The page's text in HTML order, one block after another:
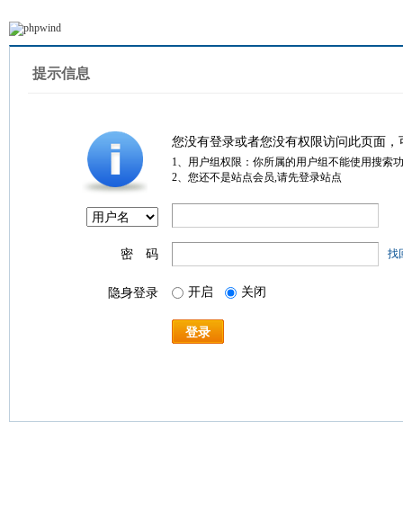
提示信息
您没有登录或者您没有权限访问此页面
1、用户组权限：你所属的用户组不能使用搜索
2、您还不是站点会员,请先登录站点
密 码 找
隐身登录 开启 关闭
登录